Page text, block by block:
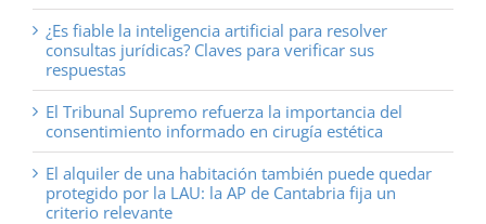
¿Es fiable la inteligencia artificial para resolver
consultas jurídicas? Claves para verificar sus
respuestas
El Tribunal Supremo refuerza la importancia del
consentimiento informado en cirugía estética
El alquiler de una habitación también puede quedar
protegido por la LAU: la AP de Cantabria fija un
criterio relevante